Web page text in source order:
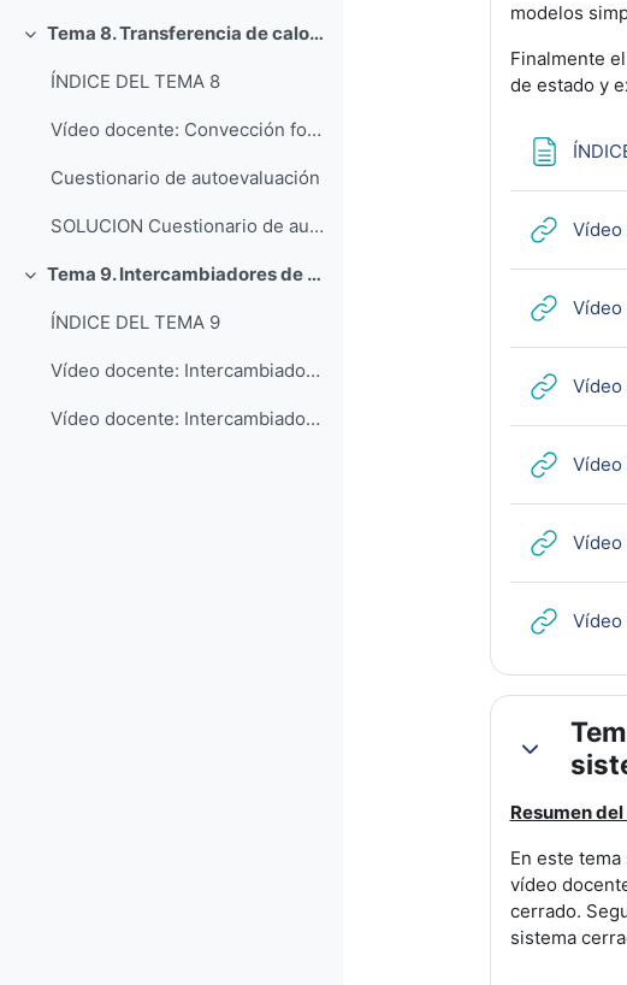
Colapsar Tema 8. Transferencia de calor por convección forzada exterior
ÍNDICE DEL TEMA 8
Vídeo docente: Convección forzada exterior - Determinación experimental de correlaciones
Cuestionario de autoevaluación
SOLUCION Cuestionario de autoevaluación
Colapsar Tema 9. Intercambiadores de calor
ÍNDICE DEL TEMA 9
Vídeo docente: Intercambiadores de Calor - Tipos, balance de energía y coeficiente global de transferencia de calor
Vídeo docente: Intercambiadores de Calor - Métodos de cálculo
modelos
Finalmente
de estado y
Vídeo
Vídeo
Vídeo
Vídeo
Vídeo
Vídeo
Colapsar
Resumen
En este
vídeo
cerrado.
sistema